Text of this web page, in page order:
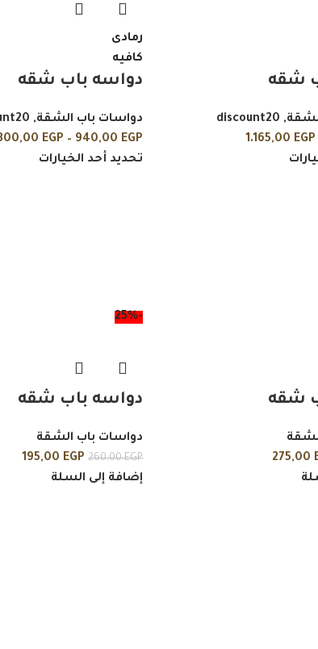
شقه
,
discount20
1.165,00 EGP
رمادى
كافيه
دواسه باب شقه
دواسات باب الشقة,
940,00 EGP
–
EGP
تحديد أحد الخيارات
شقه
275,00
-25%
دواسه باب شقه
دواسات باب الشقة
260,00EGP
195,00 EGP
إضافة إلى السلة